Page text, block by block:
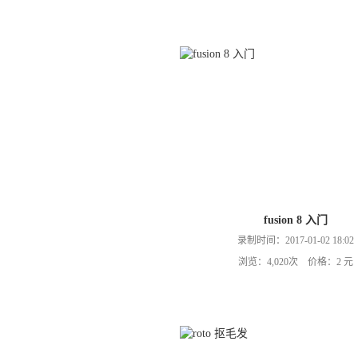
fusion 8 入门
录制时间：2017-01-02 18:02
浏览：4,020次 价格：2 元